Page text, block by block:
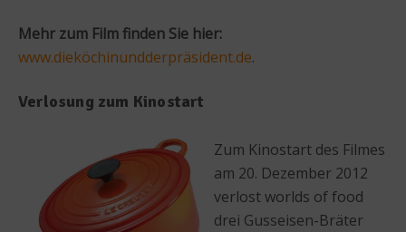
Mehr zum Film finden Sie hier:
www.dieköchinundderpräsident.de.
Verlosung zum Kinostart
Zum Kinostart des Filmes
am 20. Dezember 2012
verlost worlds of food
drei Gusseisen-Bräter